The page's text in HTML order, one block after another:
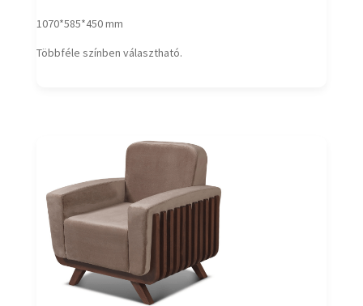
1070*585*450 mm
Többféle színben választható.